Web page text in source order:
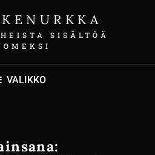
SISÄLTÖÄ
VALIKKO